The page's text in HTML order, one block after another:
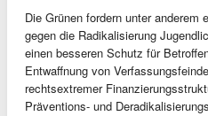
Die Grünen fordern unter anderem
gegen die Radikalisierung
einen besseren Schutz für
Entwaffnung von
rechtsextremer
Präventions- und